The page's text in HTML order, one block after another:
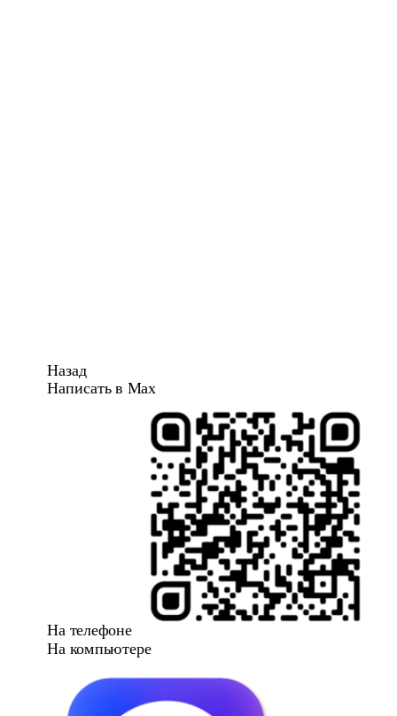
Назад
Написать в Max
На телефоне
На компьютере